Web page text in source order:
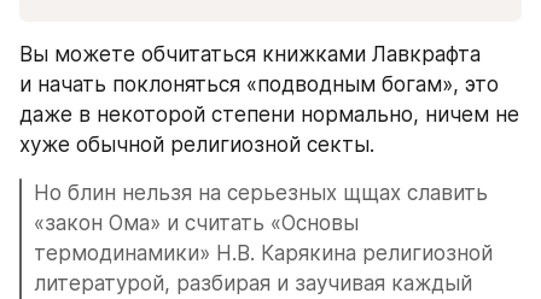
Вы можете обчитаться книжками Лавкрафта
и начать поклоняться «подводным богам», это
даже в некоторой степени нормально, ничем не
хуже обычной религиозной секты.
Но блин нельзя на серьезных щщах славить
«закон Ома» и считать «Основы
термодинамики» Н.В. Карякина религиозной
литературой, разбирая и заучивая каждый